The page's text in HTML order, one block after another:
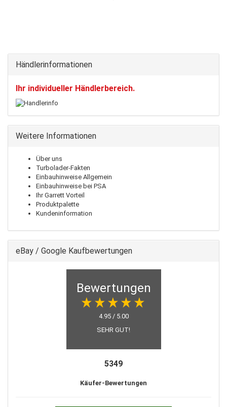
Händlerinformationen
Ihr individueller Händlerbereich.
Weitere Informationen
Über uns
Turbolader-Fakten
Einbauhinweise Allgemein
Einbauhinweise bei PSA
Ihr Garrett Vorteil
Produktpalette
Kundeninformation
eBay / Google Kaufbewertungen
Bewertungen
4.95 / 5.00
SEHR GUT!
5349
Käufer-Bewertungen